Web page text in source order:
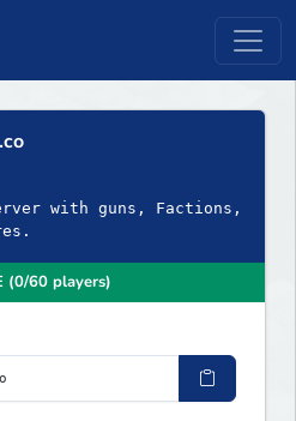
with guns, Factions,
(0/60 players)